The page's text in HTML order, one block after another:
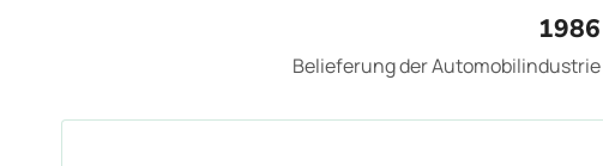
1986
Belieferung der Automobilindustrie